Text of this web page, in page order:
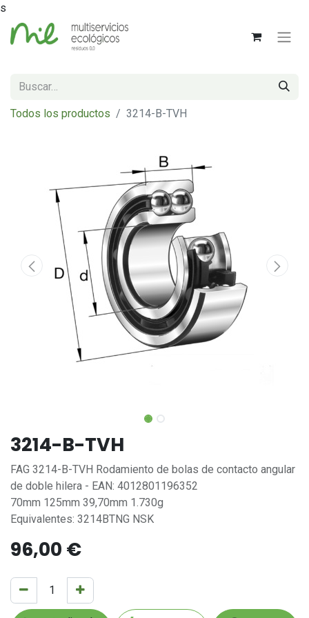
s
Todos los productos 3214-B-TVH
3214-B-TVH
FAG 3214-B-TVH Rodamiento de bolas de contacto angular
de doble hilera - EAN: 4012801196352
70mm 125mm 39,70mm 1.730g
Equivalentes: 3214BTNG NSK
96,00 €